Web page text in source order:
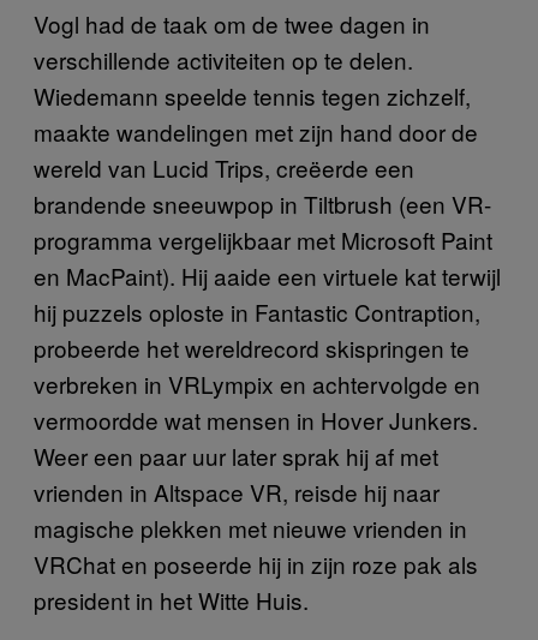
Vogl had de taak om de twee dagen in
verschillende activiteiten op te delen.
Wiedemann speelde tennis tegen zichzelf,
maakte wandelingen met zijn hand door de
wereld van Lucid Trips, creëerde een
brandende sneeuwpop in Tiltbrush (een VR-
programma vergelijkbaar met Microsoft Paint
en MacPaint). Hij aaide een virtuele kat terwijl
hij puzzels oploste in Fantastic Contraption,
probeerde het wereldrecord skispringen te
verbreken in VRLympix en achtervolgde en
vermoordde wat mensen in Hover Junkers.
Weer een paar uur later sprak hij af met
vrienden in Altspace VR, reisde hij naar
magische plekken met nieuwe vrienden in
VRChat en poseerde hij in zijn roze pak als
president in het Witte Huis.